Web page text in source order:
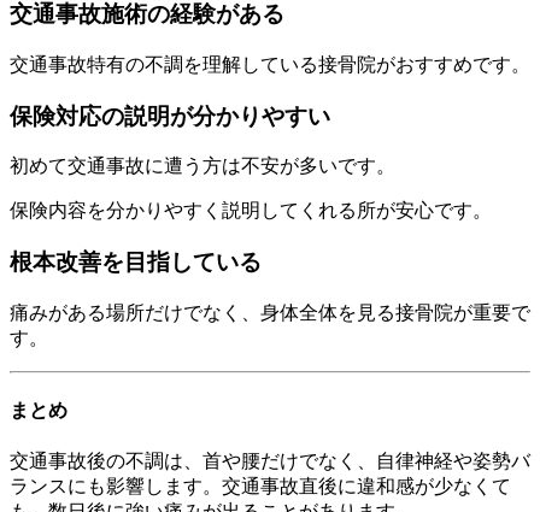
交通事故施術の経験がある
交通事故特有の不調を理解している接骨院がおすすめです。
保険対応の説明が分かりやすい
初めて交通事故に遭う方は不安が多いです。
保険内容を分かりやすく説明してくれる所が安心です。
根本改善を目指している
痛みがある場所だけでなく、身体全体を見る接骨院が重要で
す。
まとめ
交通事故後の不調は、首や腰だけでなく、自律神経や姿勢バ
ランスにも影響します。交通事故直後に違和感が少なくて